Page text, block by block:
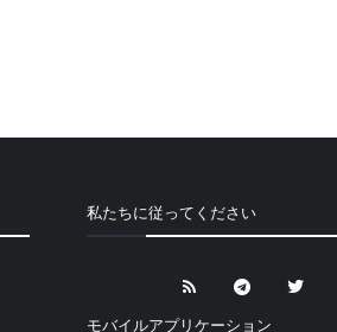
私たちに従ってください
モバイルアプリケーション